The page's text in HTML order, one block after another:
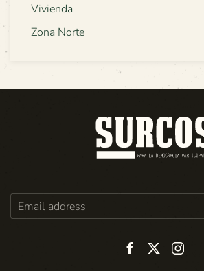
Vivienda
Zona Norte